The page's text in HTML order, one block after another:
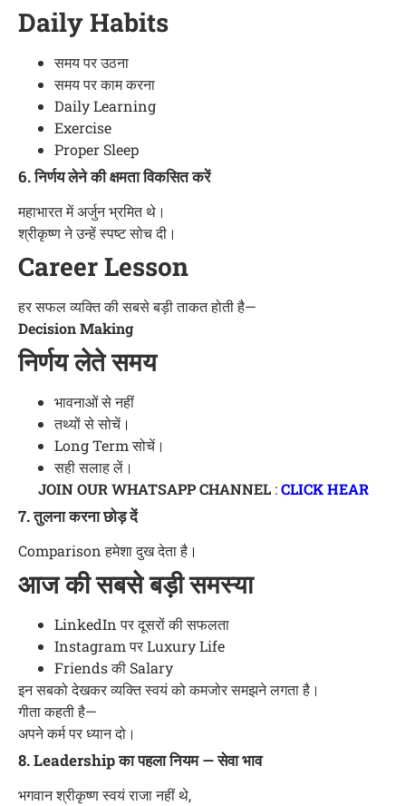
Daily Habits
समय पर उठना
समय पर काम करना
Daily Learning
Exercise
Proper Sleep
6. निर्णय लेने की क्षमता विकसित करें
महाभारत में अर्जुन भ्रमित थे।
श्रीकृष्ण ने उन्हें स्पष्ट सोच दी।
Career Lesson
हर सफल व्यक्ति की सबसे बड़ी ताकत होती है—
Decision Making
निर्णय लेते समय
भावनाओं से नहीं
तथ्यों से सोचें।
Long Term सोचें।
सही सलाह लें।
JOIN OUR WHATSAPP CHANNEL:CLICK HEAR
7. तुलना करना छोड़ दें
Comparison हमेशा दुख देता है।
आज की सबसे बड़ी समस्या
LinkedIn पर दूसरों की सफलता
Instagram पर Luxury Life
Friends की Salary
इन सबको देखकर व्यक्ति स्वयं को कमजोर समझने लगता है।
गीता कहती है—
अपने कर्म पर ध्यान दो।
8. Leadership का पहला नियम — सेवा भाव
भगवान श्रीकृष्ण स्वयं राजा नहीं थे,